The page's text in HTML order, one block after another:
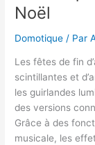
Noël
Domotique / Par
Les fêtes de fin
scintillantes et
les guirlandes
des versions
Grâce à des
musicale, les